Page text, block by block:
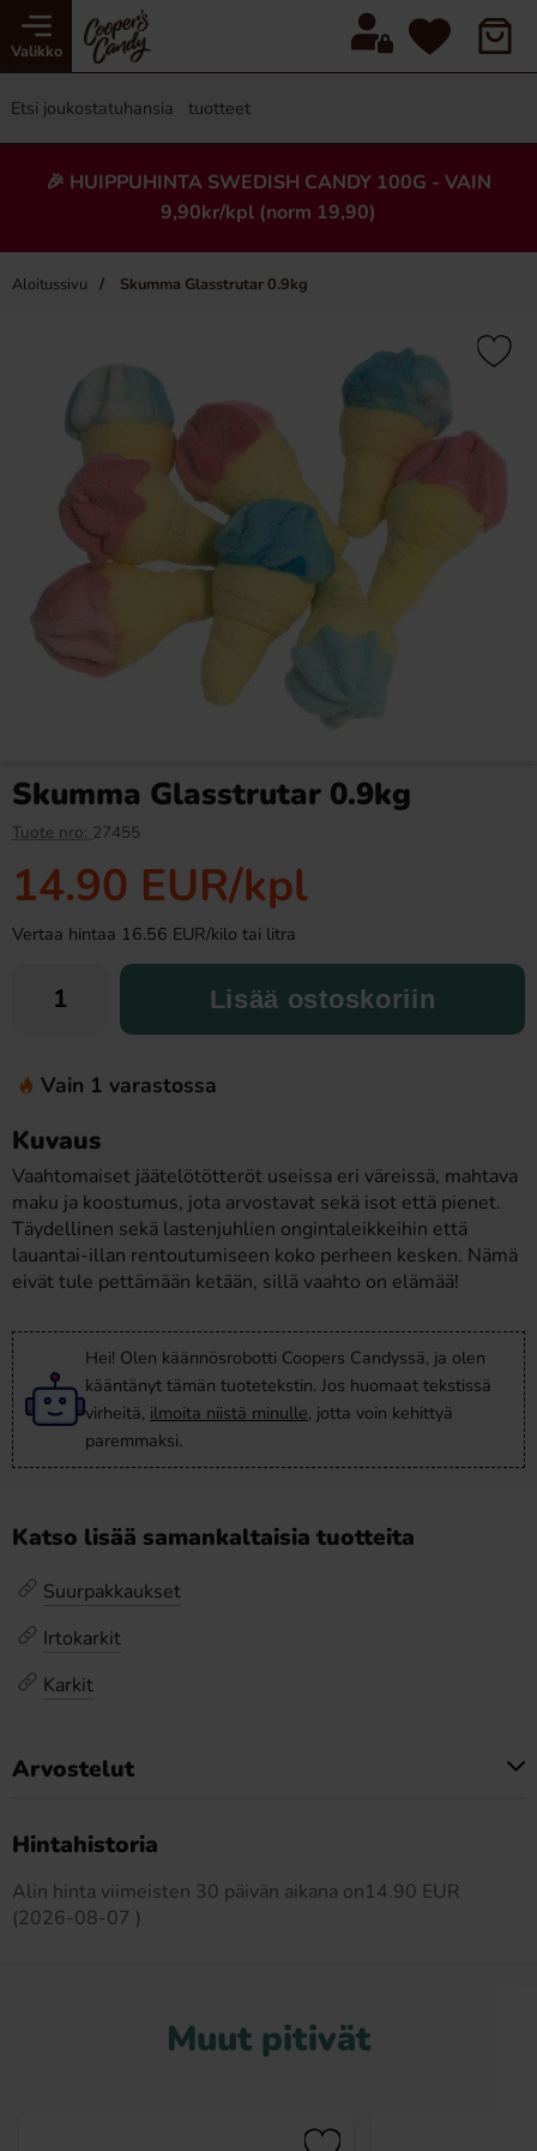
Valikko
🎉 HUIPPUHINTA SWEDISH CANDY 100G - VAIN
9,90kr/kpl (norm 19,90)
Aloitussivu Skumma Glasstrutar 0.9kg
×
Osta
Ronny & Ragge Buttcracker
Skumma Glasstrutar 0.9kg
Tuote nro: 27455
14.90 EUR/kpl
Vertaa hintaa 16.56 EUR/kilo tai litra
Lisää ostoskoriin
Vain 1 varastossa
Kuvaus
Vaahtomaiset jäätelötötteröt useissa eri väreissä, mahtava
maku ja koostumus, jota arvostavat sekä isot että pienet.
Täydellinen sekä lastenjuhlien ongintaleikkeihin että
lauantai-illan rentoutumiseen koko perheen kesken. Nämä
eivät tule pettämään ketään, sillä vaahto on elämää!
Hei! Olen käännösrobotti Coopers Candyssä, ja olen
kääntänyt tämän tuotetekstin. Jos huomaat tekstissä
virheitä, ilmoita niistä minulle, jotta voin kehittyä
paremmaksi.
Katso lisää samankaltaisia tuotteita
Suurpakkaukset
Irtokarkit
Karkit
Arvostelut
Hintahistoria
Alin hinta viimeisten 30 päivän aikana on14.90 EUR
(2026-08-07 )
Muut pitivät